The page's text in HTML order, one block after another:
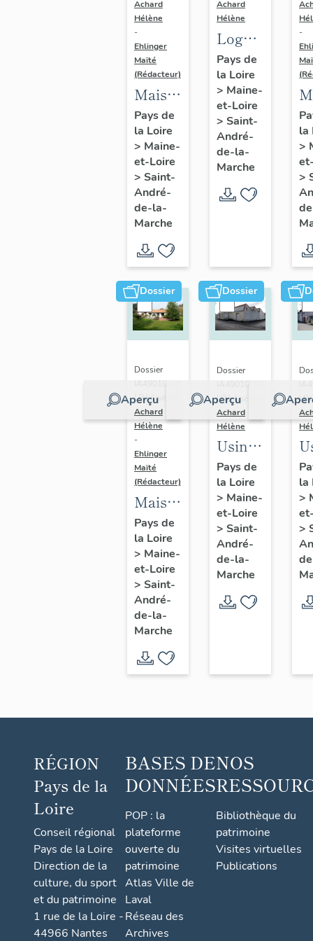
Achard
Hélène
-
Ehlinger
Maïté
(Rédacteur)
Maison
de
l'industriel
Victor
Ripoche
fondateur
de
l'usine
Morinière-
Ripoche,
15 rue
du
Calvaire,
André-
Marche
Pays de
la Loire
> Maine-
et-Loire
> Saint-
André-
de-la-
Marche
Achard
Hélène
Logements
ouvriers
de
l'usine
de
chaussures
Ripoche,
rue
Jeanne-
Pays de
la Loire
> Maine-
et-Loire
> Saint-
André-
de-la-
Marche
-
la
>
>
Dossier
Aperçu
Dossier
IA49010589
| Réalisé par
Achard
Hélène
-
Ehlinger
Maïté
(Rédacteur)
Maison
de
l'industriel
Christian
Chéné,
directeur
de
l'Usine
Chéné,
18 rue
Sacré-
Saint-
André-
de-la-
Marche
Pays de
la Loire
> Maine-
et-Loire
> Saint-
André-
de-la-
Marche
Dossier
Aperçu
Dossier
IA49010559
| Réalisé par
Achard
Hélène
Usine
de
chaussures
Morinière-
Ripoche,
actuel
Musée
des
métiers
Saint-
Pays de
la Loire
> Maine-
et-Loire
> Saint-
André-
de-la-
Marche
|
9
la
>
>
RÉGION
Pays de la
Loire
Conseil régional
Pays de la Loire
Direction de la
culture, du sport
et du patrimoine
1 rue de la Loire -
44966 Nantes
BASES DE
DONNÉES
POP : la
plateforme
ouverte du
patrimoine
Atlas Ville de
Laval
Réseau des
Archives
NOS
Bibliothèque du
patrimoine
Visites virtuelles
Publications